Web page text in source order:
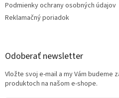
Podmienky ochrany osobných údajov
Reklamačný poriadok
Odoberať newsletter
Vložte svoj e-mail a my Vám budeme
produktoch na našom e-shope.